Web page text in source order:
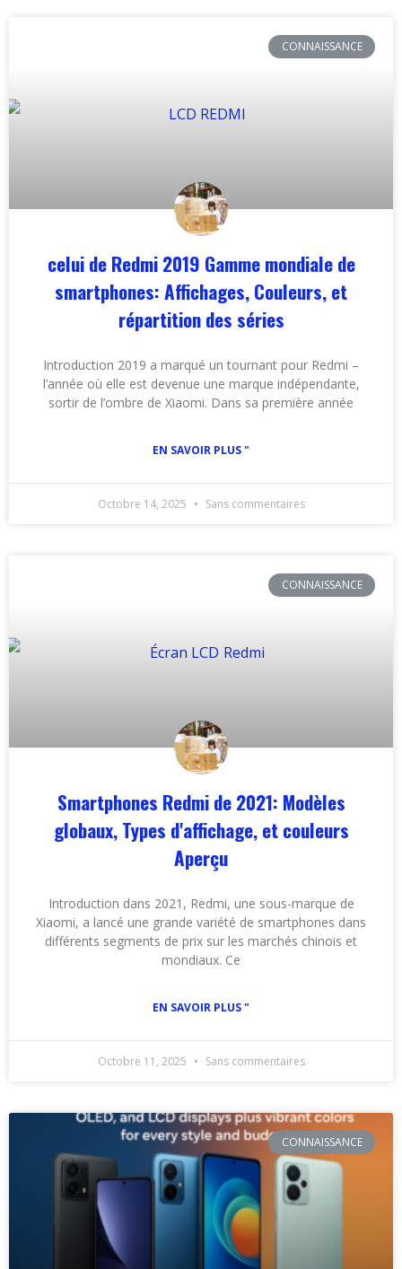
CONNAISSANCE
celui de Redmi 2019 Gamme mondiale de
smartphones: Affichages, Couleurs, et
répartition des séries
Introduction 2019 a marqué un tournant pour Redmi –
l’année où elle est devenue une marque indépendante,
sortir de l’ombre de Xiaomi. Dans sa première année
EN SAVOIR PLUS "
Octobre 14, 2025 Sans commentaires
CONNAISSANCE
Smartphones Redmi de 2021: Modèles
globaux, Types d'affichage, et couleurs
Aperçu
Introduction dans 2021, Redmi, une sous-marque de
Xiaomi, a lancé une grande variété de smartphones dans
différents segments de prix sur les marchés chinois et
mondiaux. Ce
EN SAVOIR PLUS "
Octobre 11, 2025 Sans commentaires
CONNAISSANCE